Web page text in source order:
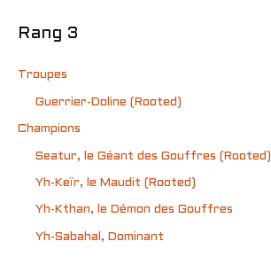
Rang 3
Troupes
Guerrier-Doline (Rooted)
Champions
Seatur, le Géant des Gouffres (Rooted)
Yh-Keïr, le Maudit (Rooted)
Yh-Kthan, le Démon des Gouffres
Yh-Sabahal, Dominant